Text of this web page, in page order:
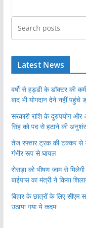
Latest News
वर्षो से हड्डी के डॉक्टर की
बाद भी योगदान देने नहीं पहुंचे
सरकारी राशि के दुरुपयोग और
सिंह को पद से हटाने की
तेज रफ्तार ट्रक की टक्कर से
गंभीर रूप से घायल
रोसड़ा को भीषण जाम से
बाईपास का मंत्री ने किया
बिहार के छात्रों के लिए सीएम
उठाया गया ये कदम